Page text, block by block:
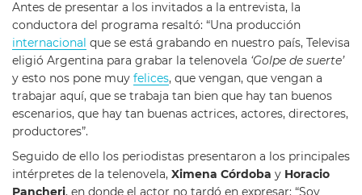
Antes de presentar a los invitados a la entrevista, la
conductora del programa resaltó: “Una producción
internacional que se está grabando en nuestro país, Televisa
eligió Argentina para grabar la telenovela ‘Golpe de suerte’
y esto nos pone muy felices, que vengan, que vengan a
trabajar aquí, que se trabaja tan bien que hay tan buenos
escenarios, que hay tan buenas actrices, actores, directores,
productores”.
Seguido de ello los periodistas presentaron a los principales
intérpretes de la telenovela, Ximena Córdoba y Horacio
Pancheri, en donde el actor no tardó en expresar: “Soy